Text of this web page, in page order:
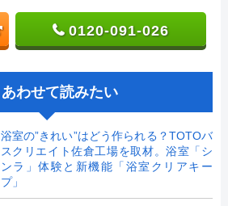
0120-091-026
あわせて読みたい
浴室の”きれい”はどう作られる？TOTOバ
スクリエイト佐倉工場を取材。浴室「シ
ンラ」体験と新機能「浴室クリアキー
プ」